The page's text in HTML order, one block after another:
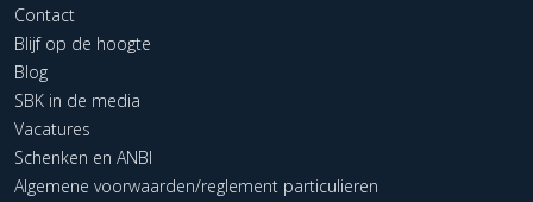
Contact
Blijf op de hoogte
Blog
SBK in de media
Vacatures
Schenken en ANBI
Algemene voorwaarden/reglement particulieren